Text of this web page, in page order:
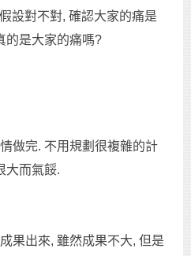
設對不對, 確認大家的痛是
的是大家的痛嗎?
做完. 不用規劃很複雜的計
大而氣餒.
果出來, 雖然成果不大, 但是